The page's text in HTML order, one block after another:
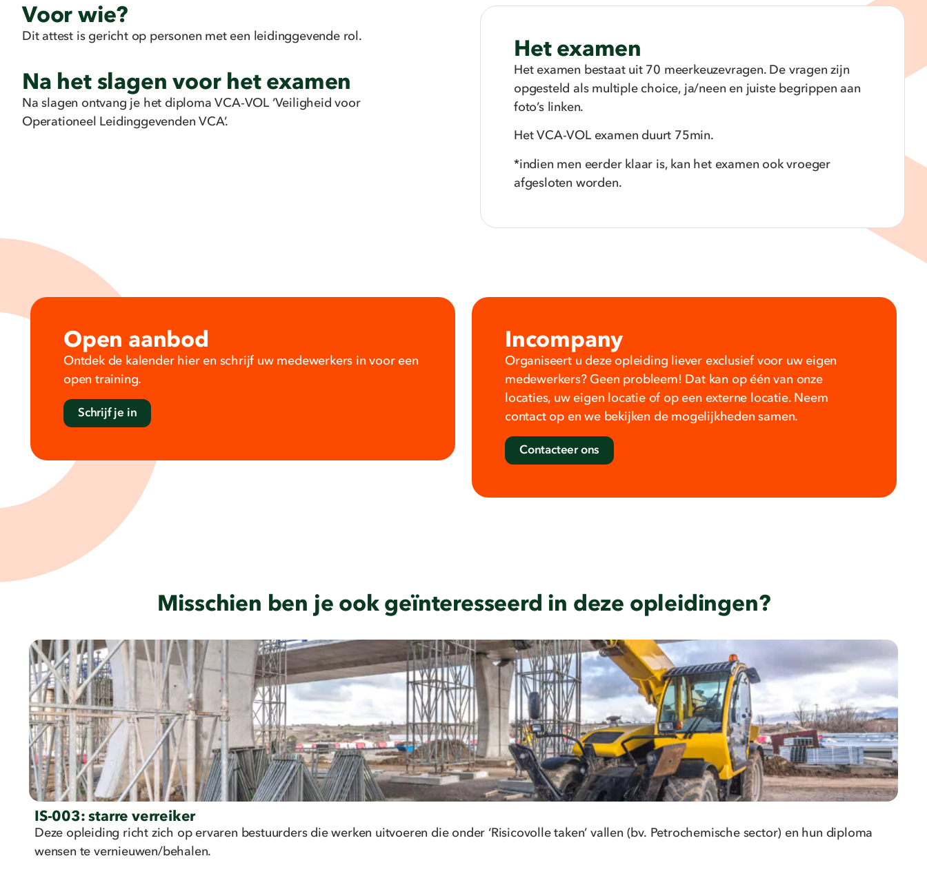
Voor wie?
Dit attest is gericht op personen met een leidinggevende rol.
Na het slagen voor het examen
Na slagen ontvang je het diploma VCA-VOL ‘Veiligheid voor
Operationeel Leidinggevenden VCA’.
Het examen
Het examen bestaat uit 70 meerkeuzevragen. De vragen zijn
opgesteld als multiple choice, ja/neen en juiste begrippen aan
foto’s linken.
Het VCA-VOL examen duurt 75min.
*indien men eerder klaar is, kan het examen ook vroeger
afgesloten worden.
Open aanbod
Ontdek de kalender hier en schrijf uw medewerkers in voor een
open training.
Schrijf je in
Incompany
Organiseert u deze opleiding liever exclusief voor uw eigen
medewerkers? Geen probleem! Dat kan op één van onze
locaties, uw eigen locatie of op een externe locatie. Neem
contact op en we bekijken de mogelijkheden samen.
Contacteer ons
Misschien ben je ook geïnteresseerd in deze opleidingen?
IS-003: starre verreiker
Deze opleiding richt zich op ervaren bestuurders die werken uitvoeren die onder ‘Risicovolle taken’ vallen (bv. Petrochemische sector) en hun diploma
wensen te vernieuwen/behalen.